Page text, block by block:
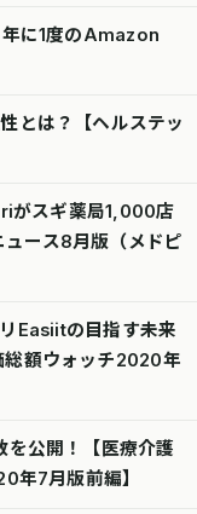
に1度のAmazon
とは？【ヘルステッ
がスギ薬局1,000店
ース8月版（メドピ
Easiitの目指す未来
総額ウォッチ2020年
を公開！【医療介護
年7月版前編】